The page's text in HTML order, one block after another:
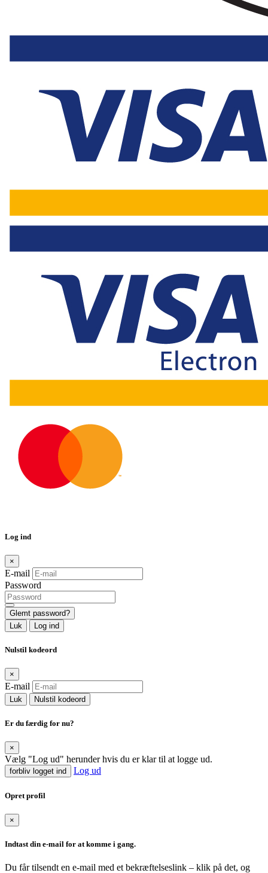
Log ind
×
E-mail
Password
Glemt password?
Luk
Log ind
Nulstil kodeord
×
E-mail
Luk Nulstil kodeord
Er du færdig for nu?
×
Vælg "Log ud" herunder hvis du er klar til at logge ud.
forbliv logget ind Log ud
Opret profil
×
Indtast din e-mail for at komme i gang.
Du får tilsendt en e-mail med et bekræftelseslink – klik på det, og